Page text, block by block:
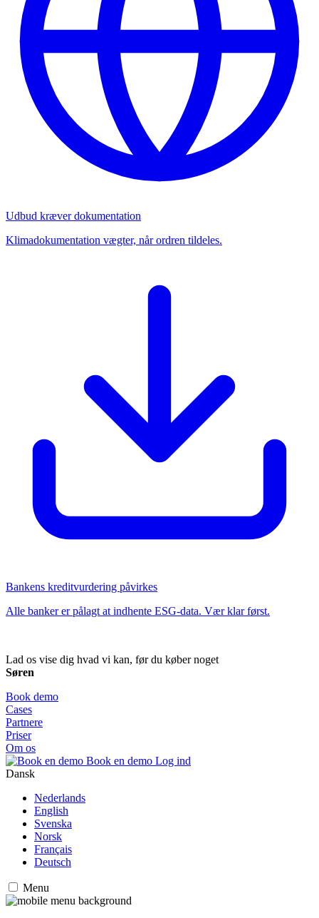
Udbud kræver dokumentation
Klimadokumentation vægter, når ordren tildeles.
Bankens kreditvurdering påvirkes
Alle banker er pålagt at indhente ESG-data. Vær klar først.
Lad os vise dig hvad vi kan, før du køber noget
Søren
Book demo
Cases
Partnere
Priser
Om os
Book en demo Log ind
Dansk
Nederlands
English
Svenska
Norsk
Français
Deutsch
Menu